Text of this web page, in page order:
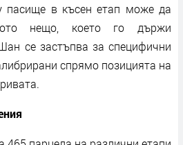
пасище в късен етап може да
нещо, което го държи
се застъпва за специфични
спрямо позицията на